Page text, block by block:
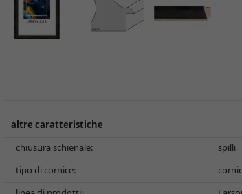
altre caratteristiche
chiusura schienale:
spilli
tipo di cornice: